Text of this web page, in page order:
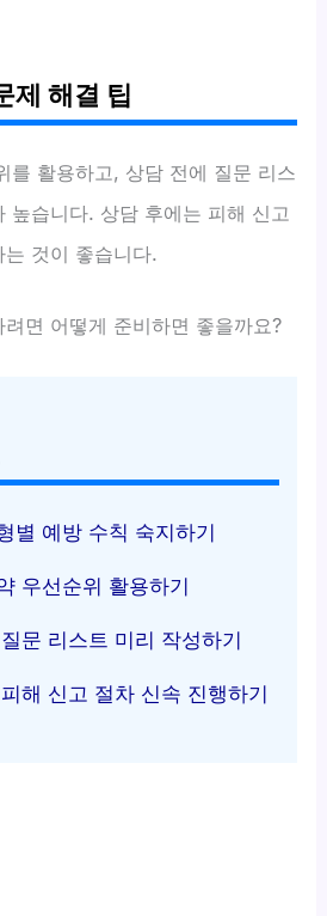
제 해결 팁
를 활용하고, 상담 전에 질문 리스
높습니다. 상담 후에는 피해 신고
것이 좋습니다.
면 어떻게 준비하면 좋을까요?
별 예방 수칙 숙지하기
우선순위 활용하기
문 리스트 미리 작성하기
해 신고 절차 신속 진행하기